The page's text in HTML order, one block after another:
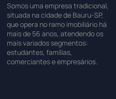
Somos uma empresa tradicional,
situada na cidade de Bauru-SP,
que opera no ramo imobiliário há
mais de 56 anos, atendendo os
mais variados segmentos:
estudantes, famílias,
comerciantes e empresários.